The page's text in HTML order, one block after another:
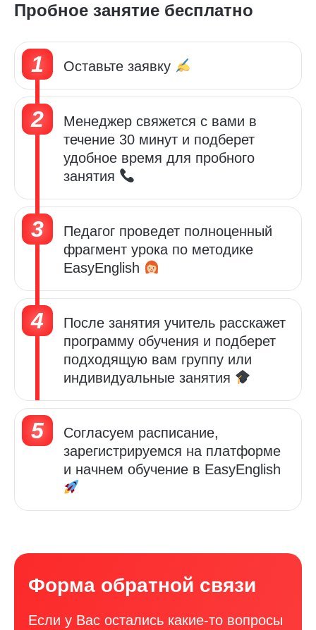
Пробное занятие бесплатно
Оставьте заявку
Менеджер свяжется с вами в
течение 30 минут и подберет
удобное время для пробного
занятия
Педагог проведет полноценный
фрагмент урока по методике
EasyEnglish
После занятия учитель расскажет
программу обучения и подберет
подходящую вам группу или
индивидуальные занятия
Cогласуем расписание,
зарегистрируемся на платформе
и начнем обучение в EasyEnglish
Форма обратной связи
Если у Вас остались какие-то вопросы